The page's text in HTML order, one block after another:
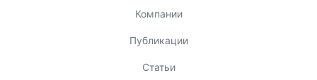
Компании
Публикации
Статьи